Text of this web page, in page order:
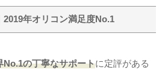
2019年オリコン満足度No.1
No.1の丁寧なサポートに定評がある